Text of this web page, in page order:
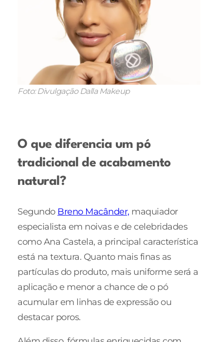
Foto: Divulgação Dalla Makeup
O que diferencia um pó
tradicional de acabamento
natural?
Segundo Breno Macânder, maquiador
especialista em noivas e de celebridades
como Ana Castela, a principal característica
está na textura. Quanto mais finas as
partículas do produto, mais uniforme será a
aplicação e menor a chance de o pó
acumular em linhas de expressão ou
destacar poros.